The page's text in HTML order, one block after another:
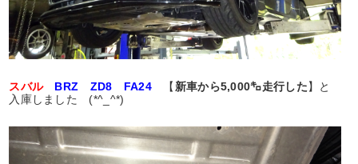
スバル BRZ ZD8 FA24 【新車から5,000㌔走行した】と
入庫しました (*^_^*)